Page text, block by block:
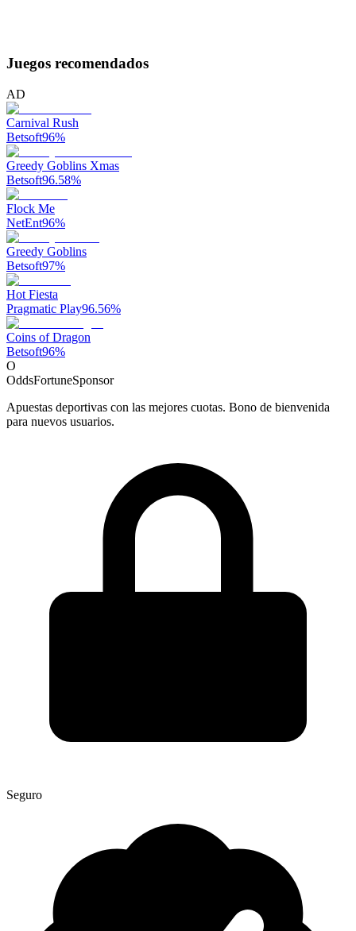
Juegos recomendados
AD
Carnival Rush
Betsoft96%
Greedy Goblins Xmas
Betsoft96.58%
Flock Me
NetEnt96%
Greedy Goblins
Betsoft97%
Hot Fiesta
Pragmatic Play96.56%
Coins of Dragon
Betsoft96%
O
OddsFortuneSponsor
Apuestas deportivas con las mejores cuotas. Bono de bienvenida
para nuevos usuarios.
Seguro